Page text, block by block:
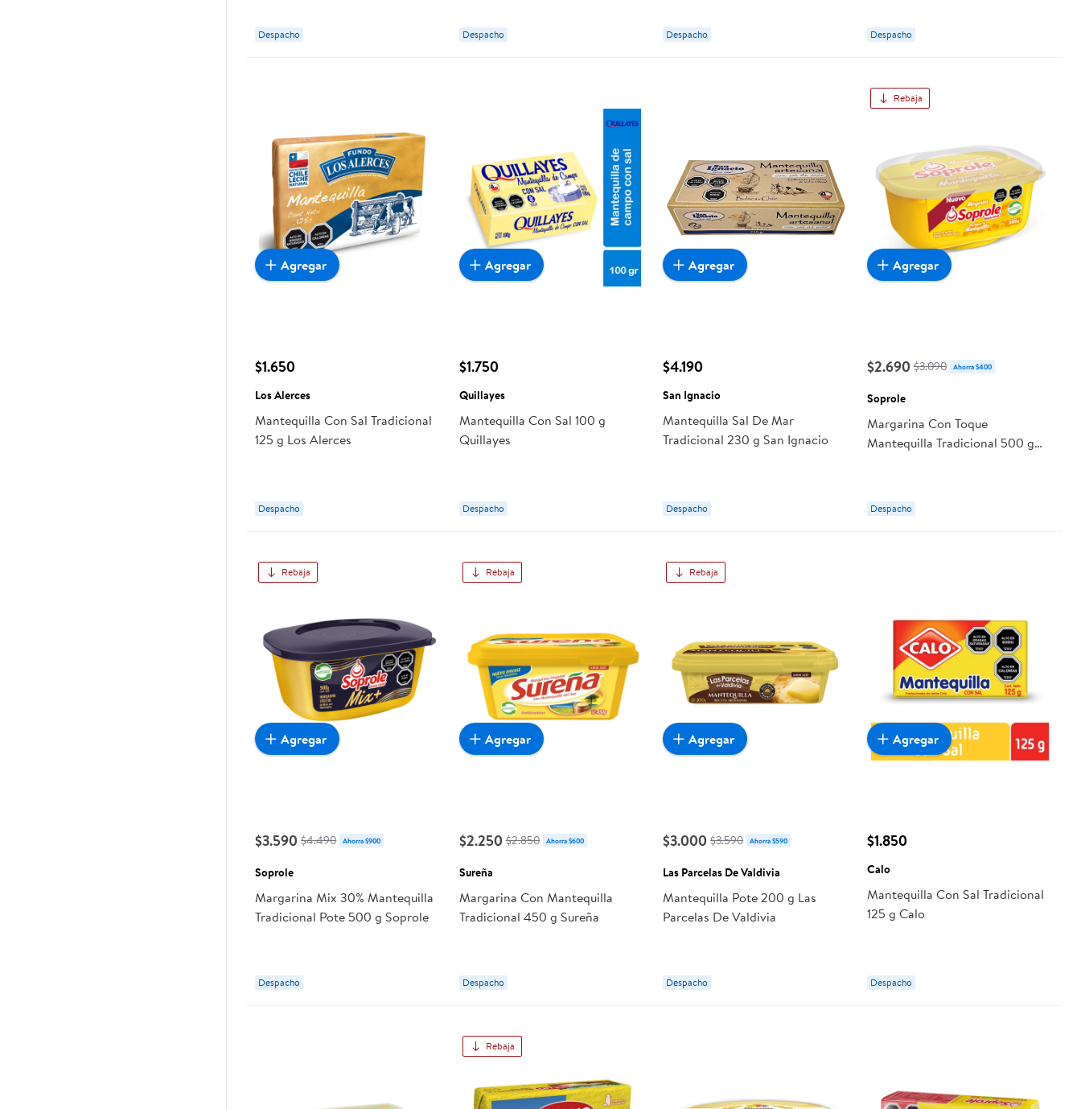
Despacho Despacho Despacho Despacho
$1.650
Los Alerces
Mantequilla Con Sal Tradicional
125 g Los Alerces
Despacho
Agregar
$1.750
Quillayes
Mantequilla Con Sal 100 g
Quillayes
Despacho
Agregar
$4.190
San Ignacio
Mantequilla Sal De Mar
Tradicional 230 g San Ignacio
Despacho
Agregar
Rebaja
$2.690 $3.090 Ahorra $400
Soprole
Margarina Con Toque
Mantequilla Tradicional 500 g
Despacho
Agregar
Rebaja
$3.590 $4.490 Ahorra $900
Soprole
Margarina Mix 30% Mantequilla
Tradicional Pote 500 g Soprole
Despacho
Agregar
Rebaja
$2.250 $2.850 Ahorra $600
Sureña
Margarina Con Mantequilla
Tradicional 450 g Sureña
Despacho
Agregar
Rebaja
$3.000 $3.590 Ahorra $590
Las Parcelas De Valdivia
Mantequilla Pote 200 g Las
Parcelas De Valdivia
Despacho
Agregar
$1.850
Calo
Mantequilla Con Sal Tradicional
125 g Calo
Despacho
Agregar
Rebaja